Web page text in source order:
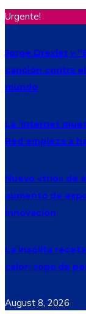
Urgente!
Jorge Drexler y
canción contra
mundo
La ‘Internet
Red empieza a
Nuevo «trío» de
aumento de
innovación
La insólita
calor: sopa de
August 8, 2026